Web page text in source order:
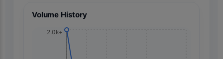
Volume History
2.0k+